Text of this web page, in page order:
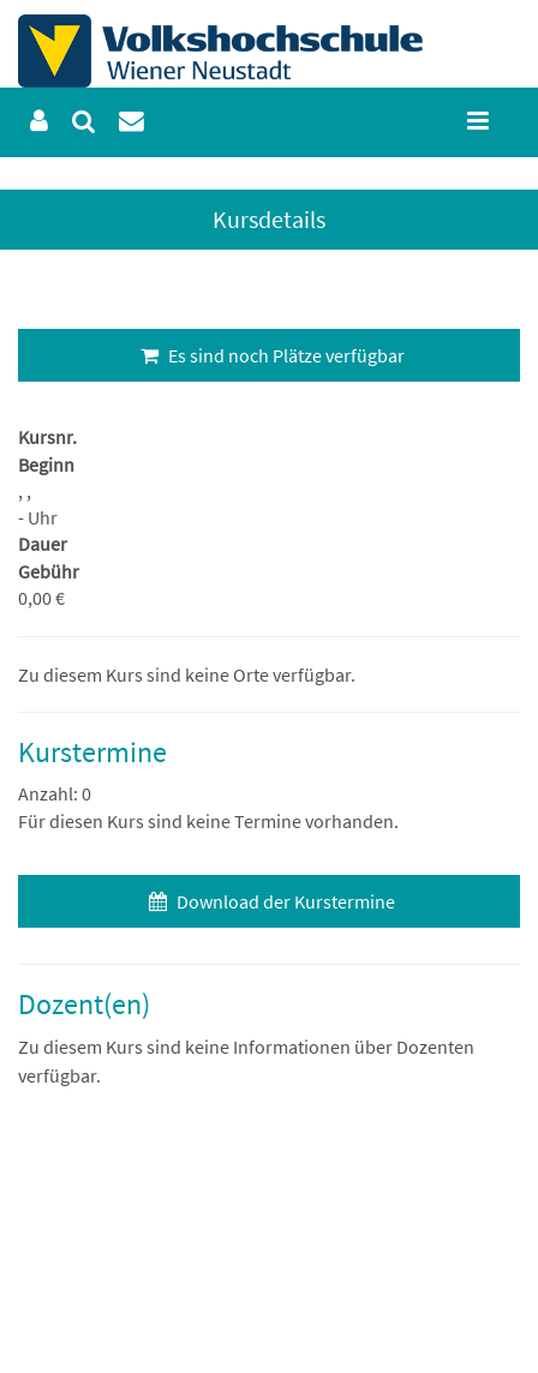
Kursdetails
Es sind noch Plätze verfügbar
Kursnr.
Beginn
, ,
- Uhr
Dauer
Gebühr
0,00 €
Zu diesem Kurs sind keine Orte verfügbar.
Kurstermine
Anzahl: 0
Für diesen Kurs sind keine Termine vorhanden.
Download der Kurstermine
Dozent(en)
Zu diesem Kurs sind keine Informationen über Dozenten
verfügbar.